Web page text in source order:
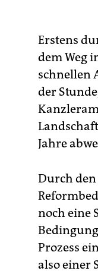
Erstens
dem Weg
schnellen
der
Jahre
Durch
noch eine
Prozess
also einer